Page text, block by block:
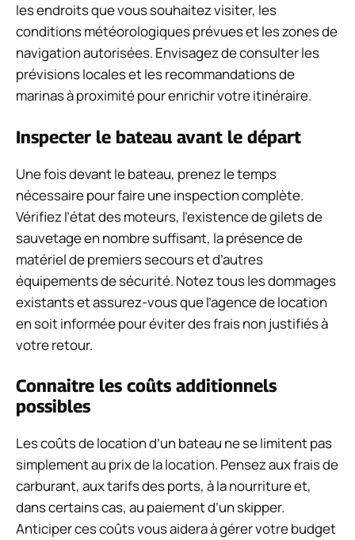
les endroits que vous souhaitez visiter, les
conditions météorologiques prévues et les zones de
navigation autorisées. Envisagez de consulter les
prévisions locales et les recommandations de
marinas à proximité pour enrichir votre itinéraire.
Inspecter le bateau avant le départ
Une fois devant le bateau, prenez le temps
nécessaire pour faire une inspection complète.
Vérifiez l’état des moteurs, l’existence de gilets de
sauvetage en nombre suffisant, la présence de
matériel de premiers secours et d’autres
équipements de sécurité. Notez tous les dommages
existants et assurez-vous que l’agence de location
en soit informée pour éviter des frais non justifiés à
votre retour.
Connaitre les coûts additionnels
possibles
Les coûts de location d’un bateau ne se limitent pas
simplement au prix de la location. Pensez aux frais de
carburant, aux tarifs des ports, à la nourriture et,
dans certains cas, au paiement d’un skipper.
Anticiper ces coûts vous aidera à gérer votre budget